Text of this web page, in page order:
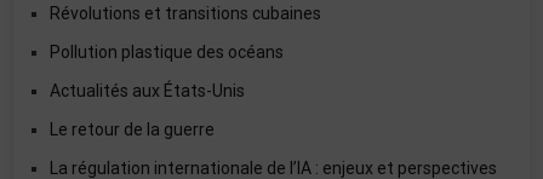
Révolutions et transitions cubaines
Pollution plastique des océans
Actualités aux États-Unis
Le retour de la guerre
La régulation internationale de l’IA : enjeux et perspectives